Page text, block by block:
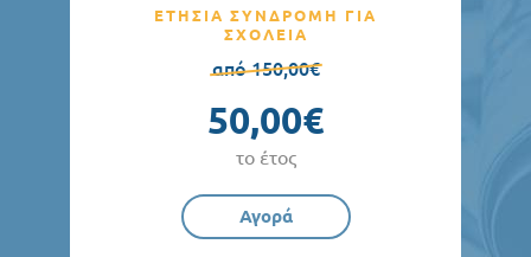
ΕΤΗΣΙΑ ΣΥΝΔΡΟΜΗ ΓΙΑ
ΣΧΟΛΕΙΑ
από 150,00€
50,00€
το έτος
Αγορά